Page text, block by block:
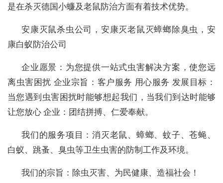
是在杀灭德国小蠊及老鼠防治方面有着技术优势。
安康灭鼠杀虫公司，安康灭老鼠灭蟑螂除臭虫，安
康白蚁防治公司
企业愿景：为您提供一站式虫害解决方案，使您远
离虫害困扰 企业宗旨：客户服务 用心服务 发展目标：
当您遇到虫害困扰时能够想起我们，当我们到达时能够
让您放心 企业：团结拼搏、仁爱奉献。
我们的服务项目：消灭老鼠、蟑螂、蚊子、苍蝇、
白蚁、跳蚤、臭虫等卫生虫害的防制工作及环境。
我们的宗旨：除虫灭害、为民健康、造福社会！